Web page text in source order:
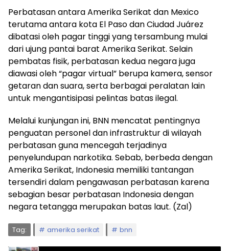
Perbatasan antara Amerika Serikat dan Mexico
terutama antara kota El Paso dan Ciudad Juárez
dibatasi oleh pagar tinggi yang tersambung mulai
dari ujung pantai barat Amerika Serikat. Selain
pembatas fisik, perbatasan kedua negara juga
diawasi oleh “pagar virtual” berupa kamera, sensor
getaran dan suara, serta berbagai peralatan lain
untuk mengantisipasi pelintas batas ilegal.
Melalui kunjungan ini, BNN mencatat pentingnya
penguatan personel dan infrastruktur di wilayah
perbatasan guna mencegah terjadinya
penyelundupan narkotika. Sebab, berbeda dengan
Amerika Serikat, Indonesia memiliki tantangan
tersendiri dalam pengawasan perbatasan karena
sebagian besar perbatasan Indonesia dengan
negara tetangga merupakan batas laut. (Zal)
Tag: amerika serikat bnn